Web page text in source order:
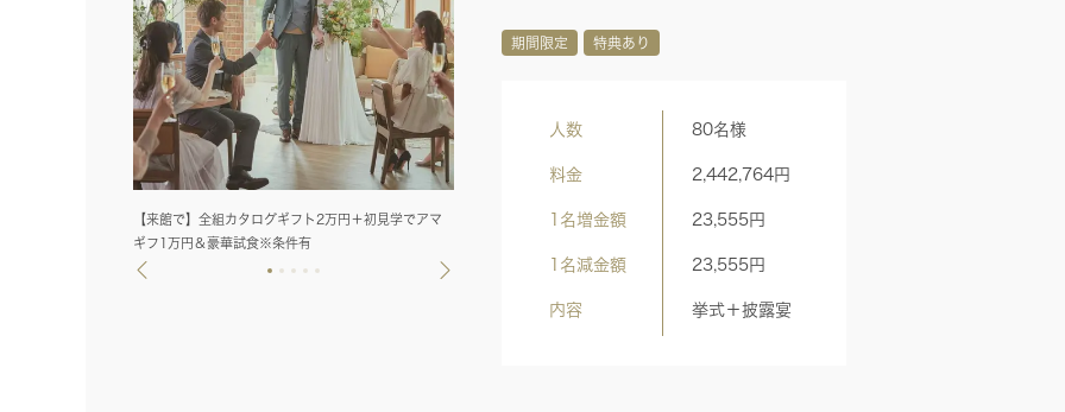
【来館で】全組カタログギフト2万円＋初見学でアマ
ギフ1万円＆豪華試食※条件有
フレンチジャポネのフルコースで老若男女全てのゲス
期間限定 特典あり
人数 80名様
料金 2,442,764円
1名増金額 23,555円
1名減金額 23,555円
内容 挙式＋披露宴